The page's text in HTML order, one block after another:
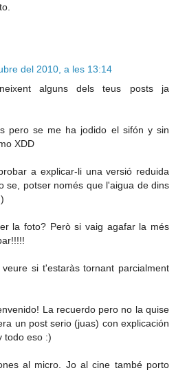
del 2010, a les 13:14
alguns dels teus posts ja
pero se me ha jodido el sifón y sin
XDD
a explicar-li una versió reduida
se, potser només que l'aigua de dins
la foto? Però si vaig agafar la més
si t'estaràs tornant parcialment
La recuerdo pero no la quise
un post serio (juas) con explicación
todo eso :)
al micro. Jo al cine també porto